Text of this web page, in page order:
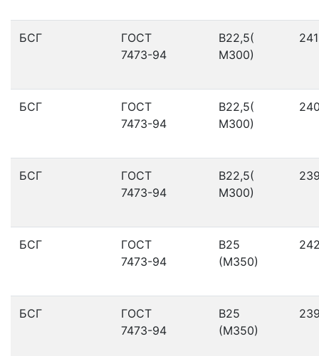
БСГ
ГОСТ
7473-94
В22,5(
М300)
БСГ
ГОСТ
7473-94
В22,5(
М300)
БСГ
ГОСТ
7473-94
В22,5(
М300)
БСГ
ГОСТ
7473-94
В25
(М350)
БСГ
ГОСТ
7473-94
В25
(М350)